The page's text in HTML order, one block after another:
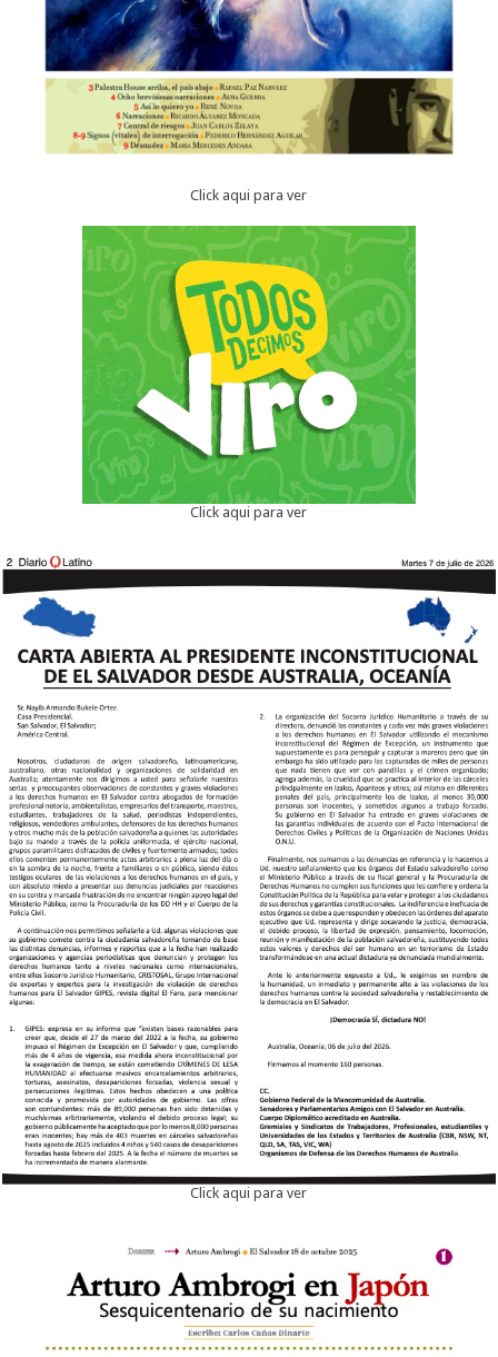
Click aqui para ver
Click aqui para ver
Click aqui para ver